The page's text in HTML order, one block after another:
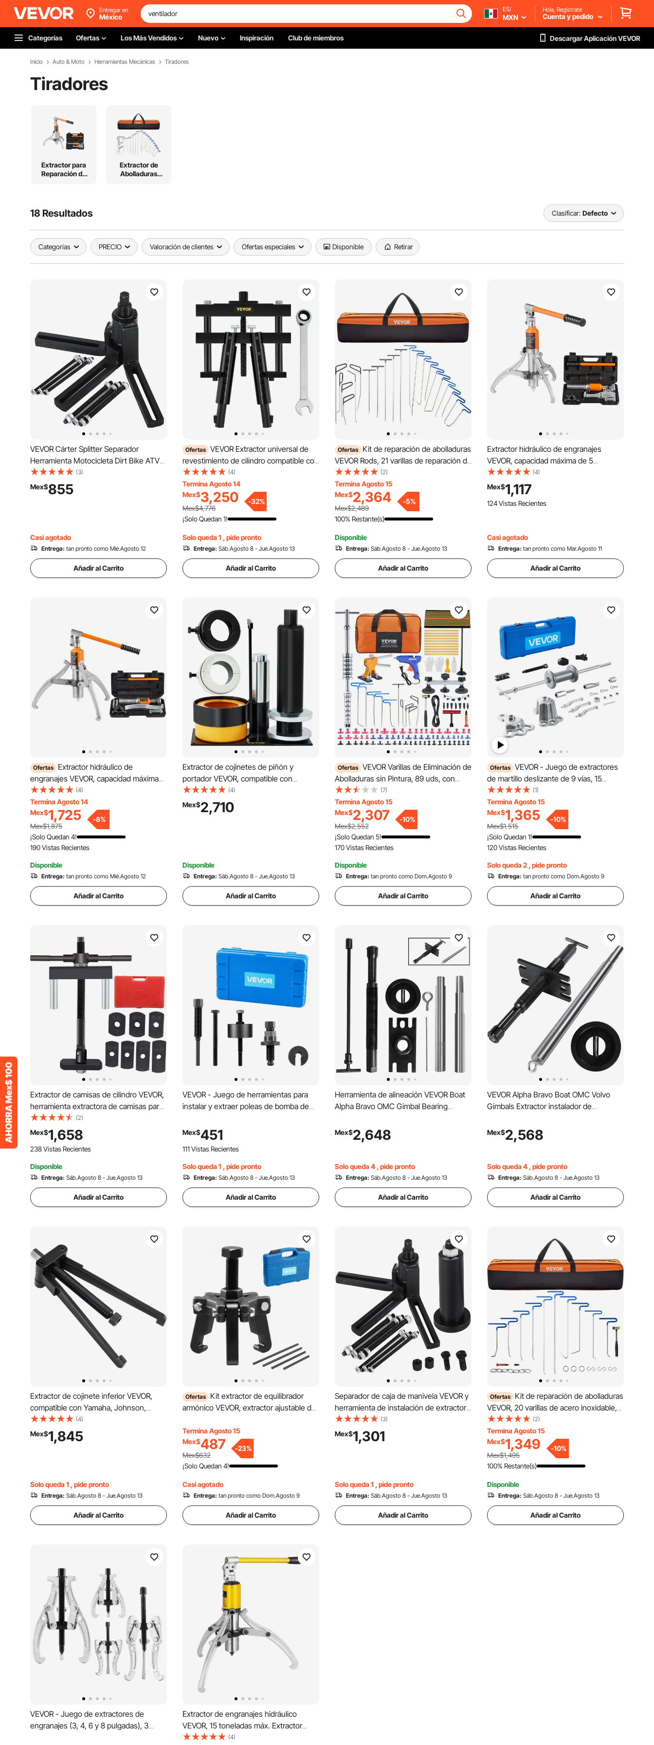
Entregar en
México
ES/
MXN
Hola, Regístrate
Cuenta y pedido
Categorías Ofertas Los Más Vendidos Nuevo Inspiración Club de miembros Descargar Aplicación VEVOR
Inicio Auto & Moto Herramientas Mecánicas Tiradores
Tiradores
Extractor para
Reparación de
Extractor de
Abolladuras
18 Resultados Clasificar: Defecto
Categorías PRECIO Valoración de clientes Ofertas especiales Disponible Retirar
VEVOR Cárter Splitter Separador
Herramienta Motocicleta Dirt Bike ATV
Cárter
(3)
Mex$855
Casi agotado
Entrega: tan pronto como Mié.Agosto 12
Añadir al Carrito
Ofertas VEVOR Extractor universal de
revestimiento de cilindro compatible con
Caterpillar CAT Mack Cummins,
funciona en motores diésel de servicio
pesado con revestimiento húmedo de
3-7/8\" a 6-1/4\" de diáme
(4)
Termina Agosto 14
Mex$3,250
Mex$4,776
-32%
¡Solo Quedan 1!
Solo queda 1 , pide pronto
Entrega: Sáb.Agosto 8 - Jue.Agosto 13
Añadir al Carrito
Ofertas
Kit de reparación de abolladuras
VEVOR Rods, 21 varillas de reparación de
abolladuras sin pintura, varillas de acero
inoxidable, herramientas de reparación
de abolladuras tipo cola de ballena,
herramienta profesional para eliminar
abolladuras por granizo para pequeñas
daños por granizo.
(2)
Termina Agosto 15
Mex$2,364
Mex$2,489
-5%
100% Restante(s)
Disponible
Entrega: Sáb.Agosto 8 - Jue.Agosto 13
Añadir al Carrito
Extractor hidráulico de engranajes
VEVOR, capacidad máxima de 5
toneladas, separador de cojinetes de
rueda, extractor de 2 o 3 mordazas,
vertical y horizontal, extractor hidráulico
de 8" con estuche para extraer cubos.
(4)
Mex$1,117
124 Vistas Recientes
Casi agotado
Entrega: tan pronto como Mar.Agosto 11
Añadir al Carrito
Ofertas
Extractor hidráulico de
engranajes VEVOR, capacidad máxima
de 15 toneladas, separador de cojinetes
de rueda, extractor de 2 o 3 mordazas,
vertical y horizontal, extractor hidráulico
de mordazas de 12" con estuche para
extraer cubos.
(4)
Termina Agosto 14
Mex$1,725
Mex$1,875
-8%
¡Solo Quedan 4!
190 Vistas Recientes
Disponible
Entrega: tan pronto como Mié.Agosto 12
Añadir al Carrito
Extractor de cojinetes de piñón y
portador VEVOR, compatible con
cojinetes Dana 30, 40, 50, 60, 70, 80 y
Ford de 10,25", herramienta extractora
de piñón con 3 almejas, extractor de
(4)
Mex$2,710
Disponible
Entrega: Sáb.Agosto 8 - Jue.Agosto 13
Añadir al Carrito
Ofertas VEVOR Varillas de Eliminación de
Abolladuras sin Pintura, 89 uds, con
Extractor Dorado, Lengüetas Extractoras
de Pegamento, para Eliminación de
Abolladuras Automáticas, las Menores,
las de Puertas
(7)
Termina Agosto 15
Mex$2,307
Mex$2,552
-10%
¡Solo Quedan 5!
170 Vistas Recientes
Disponible
Entrega: tan pronto como Dom.Agosto 9
Añadir al Carrito
Ofertas VEVOR - Juego de extractores
de martillo deslizante de 9 vías, 15
piezas para cojinetes de rueda delantera
y eje de rueda trasera, con caja de
transporte.
(1)
Termina Agosto 15
Mex$1,365
Mex$1,515
-10%
¡Solo Quedan 1!
120 Vistas Recientes
Solo queda 2 , pide pronto
Entrega: tan pronto como Dom.Agosto 9
Añadir al Carrito
Extractor de camisas de cilindro VEVOR,
herramienta extractora de camisas para
motores diésel, compatible con
diámetros de 75 mm a 138 mm, tanto en
seco como en húmedo, juego universal
de herramientas extractoras de camisas
de cilindro para reparación de
automóviles.
(2)
Mex$1,658
238 Vistas Recientes
Disponible
Entrega: Sáb.Agosto 8 - Jue.Agosto 13
Añadir al Carrito
VEVOR - Juego de herramientas para
instalar y extraer poleas de bomba de
vehículos Ford, GM V6 y VW.
Herramientas para instalar y extraer
poleas de bomba de dirección asistida.
Mex$451
111 Vistas Recientes
Solo queda 1 , pide pronto
Entrega: Sáb.Agosto 8 - Jue.Agosto 13
Añadir al Carrito
Herramienta de alineación VEVOR Boat
Alpha Bravo OMC Gimbal Bearing
Mex$2,648
Solo queda 4 , pide pronto
Entrega: Sáb.Agosto 8 - Jue.Agosto 13
Añadir al Carrito
VEVOR Alpha Bravo Boat OMC Volvo
Gimbals Extractor instalador de
alineación, herramienta de alineación
Mex$2,568
Solo queda 4 , pide pronto
Entrega: Sáb.Agosto 8 - Jue.Agosto 13
Añadir al Carrito
Extractor de cojinete inferior VEVOR,
compatible con Yamaha, Johnson,
Evinrude, Honda, Mercury, extractor de
cojinete inferior marino de acero robusto
con brazos ajustables, funciona para
(4)
Mex$1,845
Solo queda 1 , pide pronto
Entrega: Sáb.Agosto 8 - Jue.Agosto 13
Añadir al Carrito
Ofertas
Kit extractor de equilibrador
armónico VEVOR, extractor ajustable de
de vehículos de modelos recientes,
juego de extractor de poleas de 3
mordazas con 4 varillas de presión para
extraer equilibradores armónicos sin
Termina Agosto 15
Mex$487
Mex$632
-23%
¡Solo Quedan 4!
Casi agotado
Entrega: tan pronto como Dom.Agosto 9
Añadir al Carrito
Separador de caja de manivela VEVOR y
herramienta de instalación de extractor
de manivela Dirt Bike
(3)
Mex$1,301
Solo queda 1 , pide pronto
Entrega: Sáb.Agosto 8 - Jue.Agosto 13
Añadir al Carrito
Ofertas
Kit de reparación de abolladuras
VEVOR, 20 varillas de acero inoxidable,
herramientas de reparación de
abolladuras tipo cola de ballena,
herramienta profesional para eliminar
abolladuras por granizo, golpes en
puertas y daños menores.
(2)
Termina Agosto 15
Mex$1,349
Mex$1,495
-10%
100% Restante(s)
Disponible
Entrega: Sáb.Agosto 8 - Jue.Agosto 13
Añadir al Carrito
VEVOR - Juego de extractores de
engranajes (3, 4, 6 y 8 pulgadas), 3
Extractor de engranajes hidráulico
VEVOR, 15 toneladas máx. Extractor
hidráulico de capacidad, separador de
(4)